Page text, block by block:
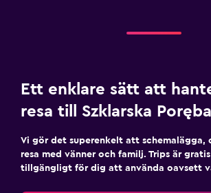
Ett enklare sätt att
resa till Szklarska Poręba
Vi gör det superenkelt att schemalägga,
resa med vänner och familj. Trips är
tillgängligt för dig att använda oavsett